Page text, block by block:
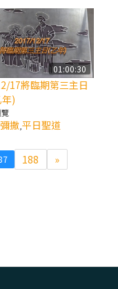
納」
臨期避靜】—「馬
將臨期避靜】—「福
將臨期避靜】—匝凱
近」匝凱
將臨期避靜】—
01:00:30
17將臨期第三主日
)
覽
撒, 平日聖道
188 »